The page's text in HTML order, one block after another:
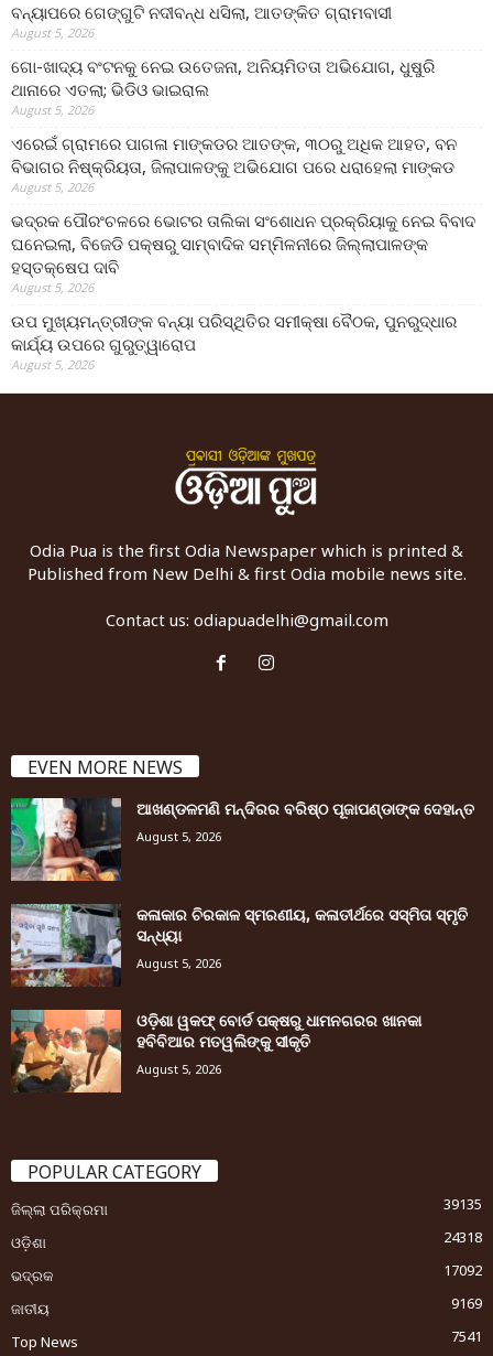
ବନ୍ୟାପରେ ଗେଙ୍ଗୁଟି ନଦୀବନ୍ଧ ଧସିଲା, ଆତଙ୍କିତ ଗ୍ରାମବାସୀ
August 5, 2026
ଗୋ-ଖାଦ୍ୟ ବଂଟନକୁ ନେଇ ଉତେଜନା, ଅନିୟମିତତା ଅଭିଯୋଗ, ଧୁଷୁରି
ଥାନାରେ ଏତଲା; ଭିଡିଓ ଭାଇରାଲ
August 5, 2026
ଏରେଇଁ ଗ୍ରାମରେ ପାଗଳା ମାଙ୍କଡର ଆତଙ୍କ, ୩୦ରୁ ଅଧିକ ଆହତ, ବନ
ବିଭାଗର ନିଷ୍କ୍ରିୟତା, ଜିଲାପାଳଙ୍କୁ ଅଭିଯୋଗ ପରେ ଧରାହେଲା ମାଙ୍କଡ
August 5, 2026
ଭଦ୍ରକ ପୌରଂଚଳରେ ଭୋଟର ତାଲିକା ସଂଶୋଧନ ପ୍ରକ୍ରିୟାକୁ ନେଇ ବିବାଦ
ଘନେଇଲା, ବିଜେଡି ପକ୍ଷରୁ ସାମ୍ବାଦିକ ସମ୍ମିଳନୀରେ ଜିଲ୍ଲାପାଳଙ୍କ
ହସ୍ତକ୍ଷେପ ଦାବି
August 5, 2026
ଉପ ମୁଖ୍ୟମନ୍ତ୍ରୀଙ୍କ ବନ୍ୟା ପରିସ୍ଥିତିର ସମୀକ୍ଷା ବୈଠକ, ପୁନରୁଦ୍ଧାର
କାର୍ଯ୍ୟ ଉପରେ ଗୁରୁତ୍ୱାରୋପ
August 5, 2026
Odia Pua is the first Odia Newspaper which is printed &
Published from New Delhi & first Odia mobile news site.
Contact us: odiapuadelhi@gmail.com
EVEN MORE NEWS
ଆଖଣ୍ଡଳମଣି ମନ୍ଦିରର ବରିଷ୍ଠ ପୂଜାପଣ୍ଡାଙ୍କ ଦେହାନ୍ତ
August 5, 2026
କଳାକାର ଚିରକାଳ ସ୍ମରଣୀୟ, କଳାତୀର୍ଥରେ ସସ୍ମିତା ସ୍ମୃତି
ସନ୍ଧ୍ୟା
August 5, 2026
ଓଡ଼ିଶା ୱକଫ୍ ବୋର୍ଡ ପକ୍ଷରୁ ଧାମନଗରର ଖାନକା
ହବିବିଆର ମତୱଲିଙ୍କୁ ସୀକୃତି
August 5, 2026
POPULAR CATEGORY
ଜିଲ୍ଲା ପରିକ୍ରମା
39135
ଓଡ଼ିଶା
24318
ଭଦ୍ରକ
17092
ଜାତୀୟ
9169
Top News
7541